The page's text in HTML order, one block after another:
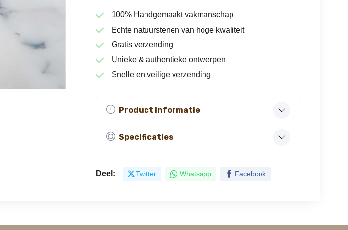
100% Handgemaakt vakmanschap
Echte natuurstenen van hoge kwaliteit
Gratis verzending
Unieke & authentieke ontwerpen
Snelle en veilige verzending
Product Informatie
Specificaties
Deel: Twitter Whatsapp Facebook